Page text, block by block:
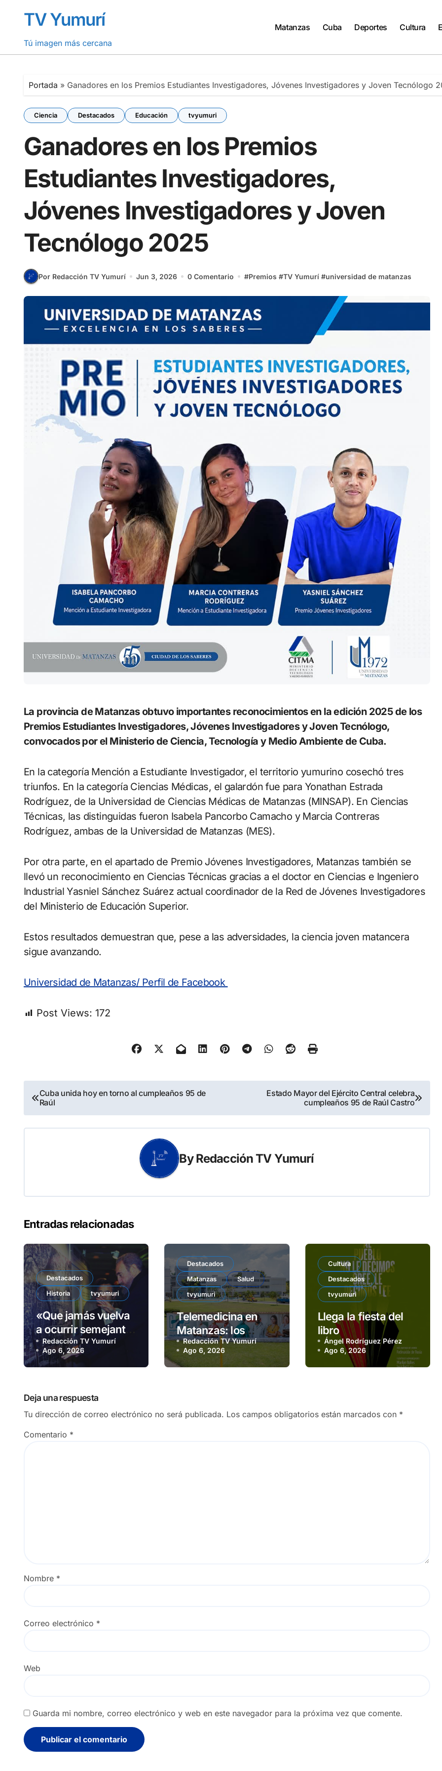
contenidoTV Yumurí
Tú imagen más cercana
Matanzas Cuba Deportes Cultura
Portada » Ganadores en los Premios Estudiantes Investigadores, Jóvenes Investigadores y Joven Tecnólogo
Ciencia Destacados Educación tvyumuri
Ganadores en los Premios
Estudiantes Investigadores,
Jóvenes Investigadores y Joven
Tecnólogo 2025
Por Redacción TV Yumurí Jun 3, 2026 0 Comentario #Premios #TV Yumurí #universidad de matanzas
La provincia de Matanzas obtuvo importantes reconocimientos en la edición 2025 de los
Premios Estudiantes Investigadores, Jóvenes Investigadores y Joven Tecnólogo,
convocados por el Ministerio de Ciencia, Tecnología y Medio Ambiente de Cuba.
En la categoría Mención a Estudiante Investigador, el territorio yumurino cosechó tres
triunfos. En la categoría Ciencias Médicas, el galardón fue para Yonathan Estrada
Rodríguez, de la Universidad de Ciencias Médicas de Matanzas (MINSAP). En Ciencias
Técnicas, las distinguidas fueron Isabela Pancorbo Camacho y Marcia Contreras
Rodríguez, ambas de la Universidad de Matanzas (MES).
Por otra parte, en el apartado de Premio Jóvenes Investigadores, Matanzas también se
llevó un reconocimiento en Ciencias Técnicas gracias a el doctor en Ciencias e Ingeniero
Industrial Yasniel Sánchez Suárez actual coordinador de la Red de Jóvenes Investigadores
del Ministerio de Educación Superior.
Estos resultados demuestran que, pese a las adversidades, la ciencia joven matancera
sigue avanzando.
Universidad de Matanzas/ Perfil de Facebook
Post Views: 172
Navegación
de
entradas
Cuba unida hoy en torno al cumpleaños 95 de
Raúl
Estado Mayor del Ejército Central celebra
cumpleaños 95 de Raúl Castro
ByRedacción TV Yumurí
Entradas relacionadas
Destacados
Historia
tvyumuri
«Que jamás vuelva
a ocurrir semejante
barbarie»
Redacción TV Yumurí
Ago 6, 2026
Destacados
Matanzas
Salud
tvyumuri
Telemedicina en
Matanzas: los
beneficios de una
osada apuesta
Redacción TV Yumurí
Ago 6, 2026
Cultura
Destacados
tvyumuri
Llega la fiesta del
libro
Ángel Rodríguez Pérez
Ago 6, 2026
Deja una respuesta
Tu dirección de correo electrónico no será publicada. Los campos obligatorios están marcados con *
Comentario *
Nombre *
Correo electrónico *
Web
Guarda mi nombre, correo electrónico y web en este navegador para la próxima vez que comente.